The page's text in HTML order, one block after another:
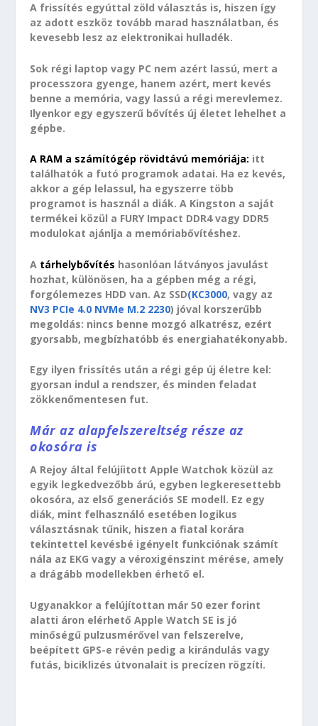
A frissítés egyúttal zöld választás is, hiszen így
az adott eszköz tovább marad használatban, és
kevesebb lesz az elektronikai hulladék.
Sok régi laptop vagy PC nem azért lassú, mert a
processzora gyenge, hanem azért, mert kevés
benne a memória, vagy lassú a régi merevlemez.
Ilyenkor egy egyszerű bővítés új életet lehelhet a
gépbe.
A RAM a számítógép rövidtávú memóriája: itt
találhatók a futó programok adatai. Ha ez kevés,
akkor a gép lelassul, ha egyszerre több
programot is használ a diák. A Kingston a saját
termékei közül a FURY Impact DDR4 vagy DDR5
modulokat ajánlja a memóriabővítéshez.
A tárhelybővítés hasonlóan látványos javulást
hozhat, különösen, ha a gépben még a régi,
forgólemezes HDD van. Az SSD(KC3000, vagy az
NV3 PCIe 4.0 NVMe M.2 2230) jóval korszerűbb
megoldás: nincs benne mozgó alkatrész, ezért
gyorsabb, megbízhatóbb és energiahatékonyabb.
Egy ilyen frissítés után a régi gép új életre kel:
gyorsan indul a rendszer, és minden feladat
zökkenőmentesen fut.
Már az alapfelszereltség része az
okosóra is
A Rejoy által felújíitott Apple Watchok közül az
egyik legkedvezőbb árú, egyben legkeresettebb
okosóra, az első generációs SE modell. Ez egy
diák, mint felhasználó esetében logikus
választásnak tűnik, hiszen a fiatal korára
tekintettel kevésbé igényelt funkciónak számít
nála az EKG vagy a véroxigénszint mérése, amely
a drágább modellekben érhető el.
Ugyanakkor a felújítottan már 50 ezer forint
alatti áron elérhető Apple Watch SE is jó
minőségű pulzusmérővel van felszerelve,
beépített GPS-e révén pedig a kirándulás vagy
futás, biciklizés útvonalait is precízen rögzíti.